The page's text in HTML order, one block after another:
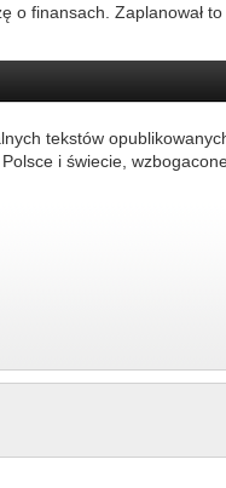
o finansach. Zaplanował to
tekstów
i świecie,